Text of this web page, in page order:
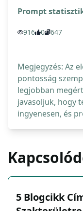
Prompt
916 0 647
Megjegyzés: Az
pontosság
legjobban
javasoljuk, hogy
ingyenesen, és
5 Blogcikk